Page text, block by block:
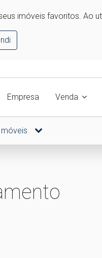
imóveis favoritos. Ao
Empresa Venda